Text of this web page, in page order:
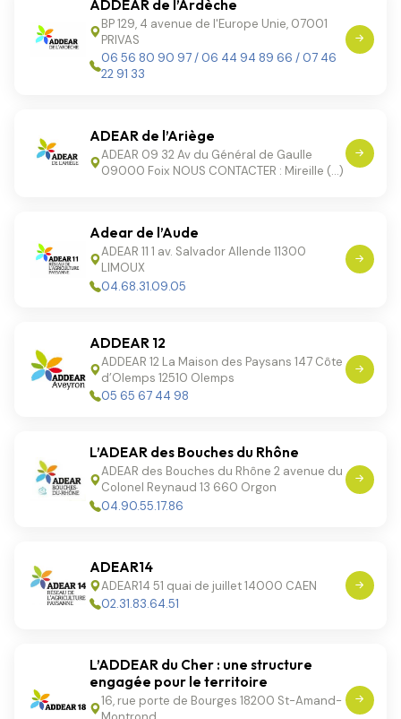
ADDEAR de l’Ardèche
BP 129, 4 avenue de l'Europe Unie, 07001
PRIVAS
06 56 80 90 97 / 06 44 94 89 66 / 07 46
22 91 33
ADEAR de l’Ariège
ADEAR 09 32 Av du Général de Gaulle
09000 Foix NOUS CONTACTER : Mireille (…)
Adear de l’Aude
ADEAR 11 1 av. Salvador Allende 11300
LIMOUX
04.68.31.09.05
ADDEAR 12
ADDEAR 12 La Maison des Paysans 147 Côte
d’Olemps 12510 Olemps
05 65 67 44 98
L’ADEAR des Bouches du Rhône
ADEAR des Bouches du Rhône 2 avenue du
Colonel Reynaud 13 660 Orgon
04.90.55.17.86
ADEAR14
ADEAR14 51 quai de juillet 14000 CAEN
02.31.83.64.51
L’ADDEAR du Cher : une structure
engagée pour le territoire
16, rue porte de Bourges 18200 St-Amand-